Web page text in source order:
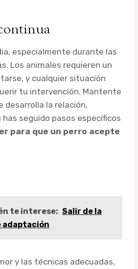
especialmente durante las
Los animales requieren un
y cualquier situación
tu intervención. Mantente
desarrolla la relación,
seguido pasos específicos
para que un perro acepte
te interese: Salir de la
adaptación
y las técnicas adecuadas,